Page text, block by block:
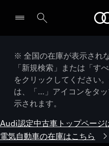
※ 全国の在庫が表示され
「新規検索」または「す
をクリックしてください
は、「…」アイコンをタ
示されます。
Audi認定中古車トップページ
電気自動車の在庫はこちら